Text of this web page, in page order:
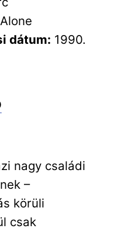
dátum: 1990.
nagy családi
–
körüli
csak